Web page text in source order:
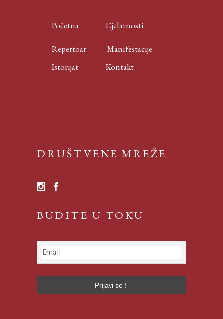
Početna Djelatnosti
Repertoar
Manifestacije
Istorijat
Kontakt
DRUŠTVENE MREŽE
BUDITE U TOKU